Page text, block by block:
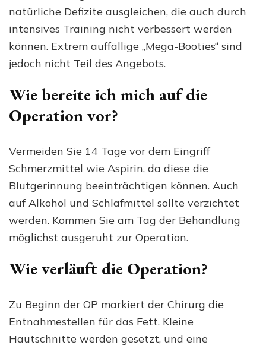
natürliche Defizite ausgleichen, die auch durch
intensives Training nicht verbessert werden
können. Extrem auffällige „Mega-Booties“ sind
jedoch nicht Teil des Angebots.
Wie bereite ich mich auf die
Operation vor?
Vermeiden Sie 14 Tage vor dem Eingriff
Schmerzmittel wie Aspirin, da diese die
Blutgerinnung beeinträchtigen können. Auch
auf Alkohol und Schlafmittel sollte verzichtet
werden. Kommen Sie am Tag der Behandlung
möglichst ausgeruht zur Operation.
Wie verläuft die Operation?
Zu Beginn der OP markiert der Chirurg die
Entnahmestellen für das Fett. Kleine
Hautschnitte werden gesetzt, und eine